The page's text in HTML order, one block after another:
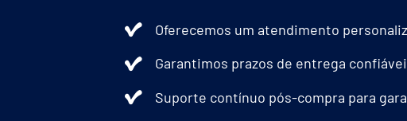
Oferecemos um atendimento
Garantimos prazos de entrega
Suporte contínuo pós-compra para